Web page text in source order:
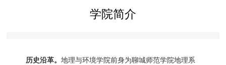
学院简介
历史沿革。地理与环境学院前身为聊城师范学院地理系